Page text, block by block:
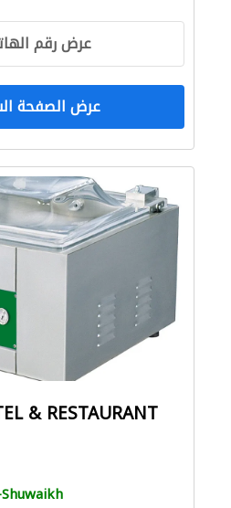
عرض رقم
عرض الصفحة
& RESTAURANT